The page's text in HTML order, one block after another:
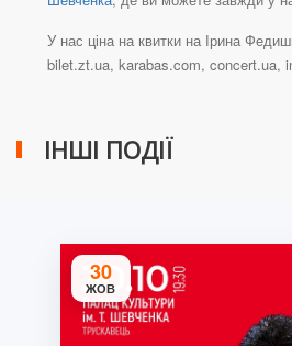
У нас ціна на квитки на Ірина
bilet.zt.ua, karabas.com, concert.ua,
ІНШІ ПОДІЇ
30
ЖОВ